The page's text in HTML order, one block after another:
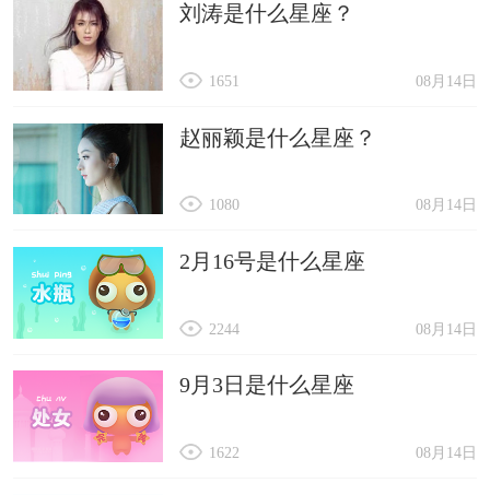
刘涛是什么星座？
08月14日
1651
赵丽颖是什么星座？
08月14日
1080
2月16号是什么星座
08月14日
2244
9月3日是什么星座
08月14日
1622